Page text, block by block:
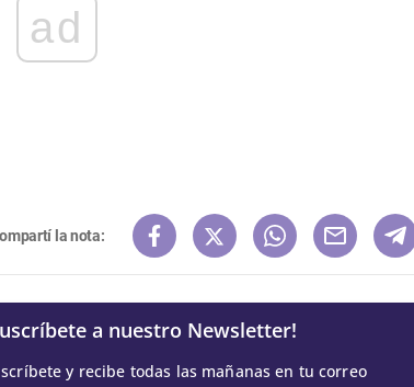
ad
la nota:
a nuestro Newsletter!
y recibe todas las mañanas en tu correo